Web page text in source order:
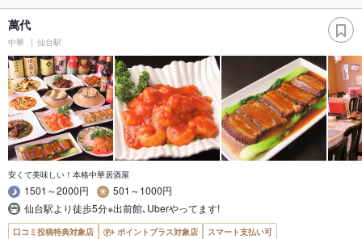
萬代
中華 仙台駅
安くて美味しい！本格中華居酒屋
1501～2000円
501～1000円
仙台駅より徒歩5分※出前館､Uberやってます!
口コミ投稿特典対象店 ポイントプラス対象店 スマート支払い可